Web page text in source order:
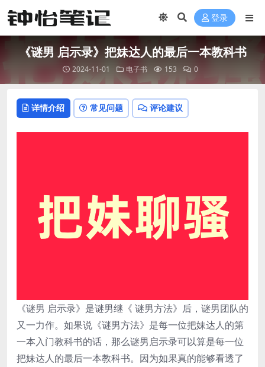
登录
《谜男 启示录》把妹达人的最后一本教科书
2024-11-01 电子书 153 0
详情介绍 常见问题 评论建议
《谜男 启示录》是谜男继《 谜男方法》后，谜男团队的
又一力作。如果说《谜男方法》是每一位把妹达人的第
一本入门教科书的话，那么谜男启示录可以算是每一位
把妹达人的最后一本教科书。因为如果真的能够看透了